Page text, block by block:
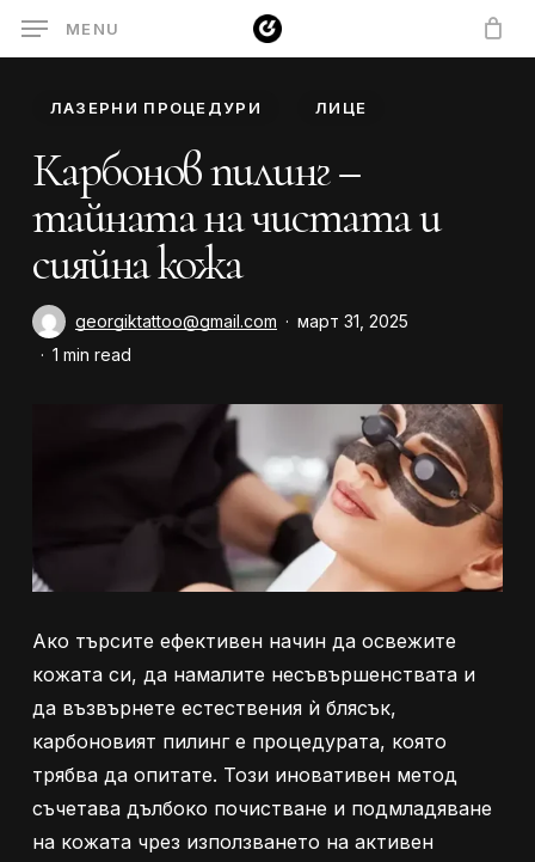
Skip
content
MENU
ЛАЗЕРНИ ПРОЦЕДУРИ ЛИЦЕ
Карбонов пилинг –
тайната на чистата и
сияйна кожа
georgiktattoo@gmail.com
март 31, 2025
1 min read
Ако търсите ефективен начин да освежите
кожата си, да намалите несъвършенствата и
да възвърнете естествения ѝ блясък,
карбоновият пилинг е процедурата, която
трябва да опитате. Този иновативен метод
съчетава дълбоко почистване и подмладяване
на кожата чрез използването на активен